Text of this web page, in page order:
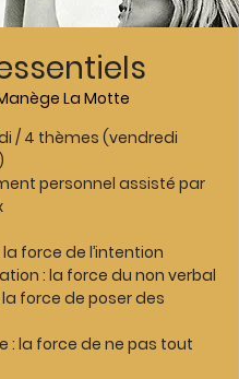
La Motte
/ 4 thèmes (vendredi
personnel assisté par
force de l’intention
: la force du non verbal
force de poser des
: la force de ne pas tout